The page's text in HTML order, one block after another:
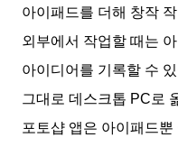
아이패드를 더해 창작
외부에서 작업할 때는
아이디어를 기록할 수
그대로 데스크톱 PC로
포토샵 앱은 아이패드